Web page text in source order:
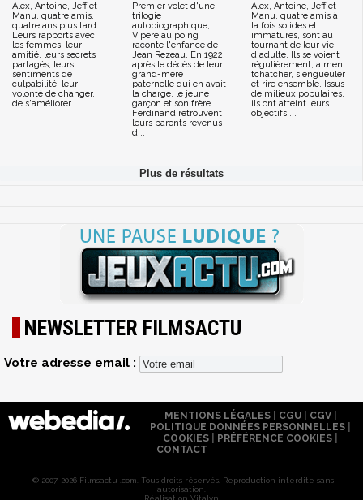
Alex, Antoine, Jeff et
Manu, quatre amis,
quatre ans plus tard.
Leurs rapports avec
les femmes, leur
amitié, leurs secrets
partagés, leurs
sentiments de
culpabilité, leur
volonté de changer,
de s'améliorer...
Premier volet d'une
trilogie
autobiographique,
Vipère au poing
raconte l'enfance de
Jean Rezeau. En 1922,
après le décès de leur
grand-mère
paternelle qui en avait
la charge, le jeune
garçon et son frère
Ferdinand retrouvent
leurs parents revenus
d...
Alex, Antoine, Jeff et
Manu, quatre amis à
la fois solides et
immatures, sont au
tournant de leur vie
d'adulte. Ils se voient
régulièrement, aiment
tchatcher, s'engueuler
et rire ensemble. Issus
de milieux populaires,
ils ont atteint leurs
objectifs ...
NEWSLETTER FILMSACTU
Votre adresse email :
MENTIONS LÉGALES| CGU| CGV|
POLITIQUE DONNÉES PERSONNELLES
COOKIES
PRÉFÉRENCE COOKIES
CONTACT
© 2007-2026 Filmsactu .com. Tous droits réservés. Reproduction interdite sans
autorisation.
Réalisation Vitalyn